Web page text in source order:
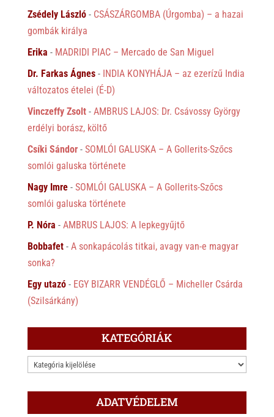
Zsédely László- CSÁSZÁRGOMBA (Úrgomba) – a hazai
gombák királya
Erika - MADRIDI PIAC – Mercado de San Miguel
Dr. Farkas Ágnes- INDIA KONYHÁJA – az ezerízű India
változatos ételei (É-D)
Vinczeffy Zsolt- AMBRUS LAJOS: Dr. Csávossy György
erdélyi borász, költő
Csíki Sándor- SOMLÓI GALUSKA – A Gollerits-Szőcs
somlói galuska története
Nagy Imre- SOMLÓI GALUSKA – A Gollerits-Szőcs
somlói galuska története
P. Nóra - AMBRUS LAJOS: A lepkegyűjtő
Bobbafet- A sonkapácolás titkai, avagy van-e magyar
sonka?
Egy utazó- EGY BIZARR VENDÉGLŐ – Micheller Csárda
(Szilsárkány)
KATEGÓRIÁK
KATEGÓRIÁK
ADATVÉDELEM